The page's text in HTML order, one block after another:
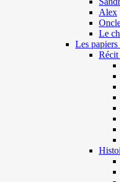
Alex
Le
Les
Récit